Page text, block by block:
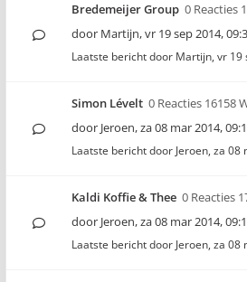
Bredemeijer Group 0 Reacties
door Martijn,vr 19 sep 2014,
Laatste bericht door Martijn, vr 19
Simon Lévelt 0 Reacties 16158
door Jeroen,za 08 mar 2014,
Laatste bericht door Jeroen, za 08
Kaldi Koffie & Thee 0 Reacties
door Jeroen,za 08 mar 2014,
Laatste bericht door Jeroen, za 08